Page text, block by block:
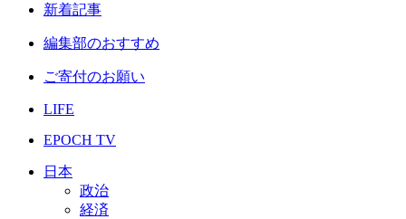
新着記事
編集部のおすすめ
ご寄付のお願い
LIFE
EPOCH TV
日本
政治
経済